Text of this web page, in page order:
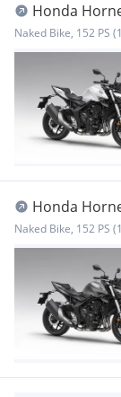
Honda
VERFÜGBAR*
Naked Bike, 152 PS
Honda
VERFÜGBAR*
Naked Bike, 152 PS